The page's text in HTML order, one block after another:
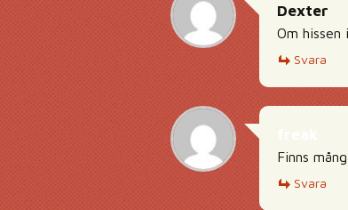
Dexter
Om hissen
Svara
Finns
Svara